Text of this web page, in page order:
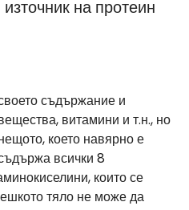
на протеин
съдържание и
витамини и т.н., но
което навярно е
всички 8
които се
тяло не може да